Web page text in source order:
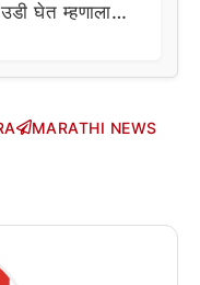
उडी घेत म्हणाला…
MARATHI NEWS